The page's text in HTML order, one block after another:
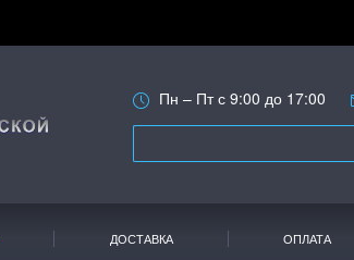
Пн – Пт с 9:00 до 17:00
ДОСТАВКА ОПЛАТА